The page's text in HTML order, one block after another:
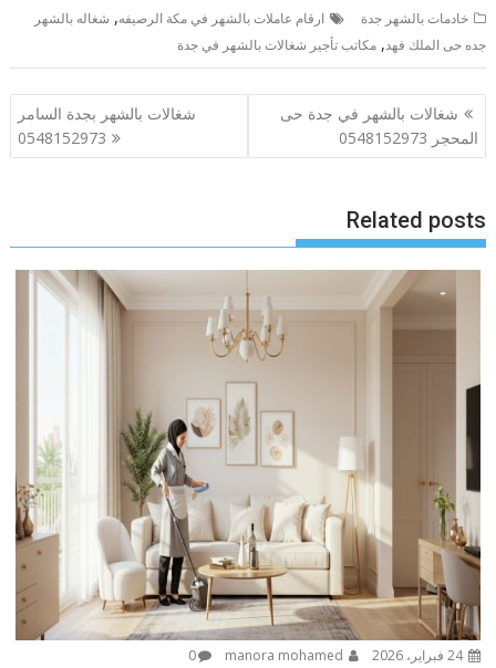
خادمات بالشهر جدة ارقام عاملات بالشهر في مكة الرصيفه, شغاله بالشهر
جده حى الملك فهد,مكاتب تأجير شغالات بالشهر في جدة
تصفّح
المقالات
شغالات بالشهر في جدة حى
المحجر 0548152973
شغالات بالشهر بجدة السامر
0548152973
Related posts
24 فبراير، 2026 0